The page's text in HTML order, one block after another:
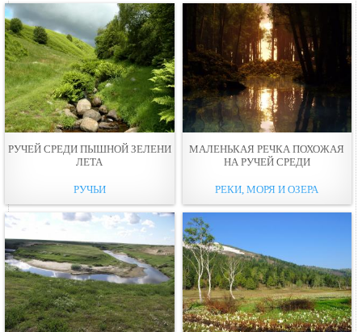
РУЧЕЙ СРЕДИ ПЫШНОЙ ЗЕЛЕНИ
ЛЕТА
РУЧЬИ
МАЛЕНЬКАЯ РЕЧКА ПОХОЖАЯ
НА РУЧЕЙ СРЕДИ
РЕКИ, МОРЯ И ОЗЕРА